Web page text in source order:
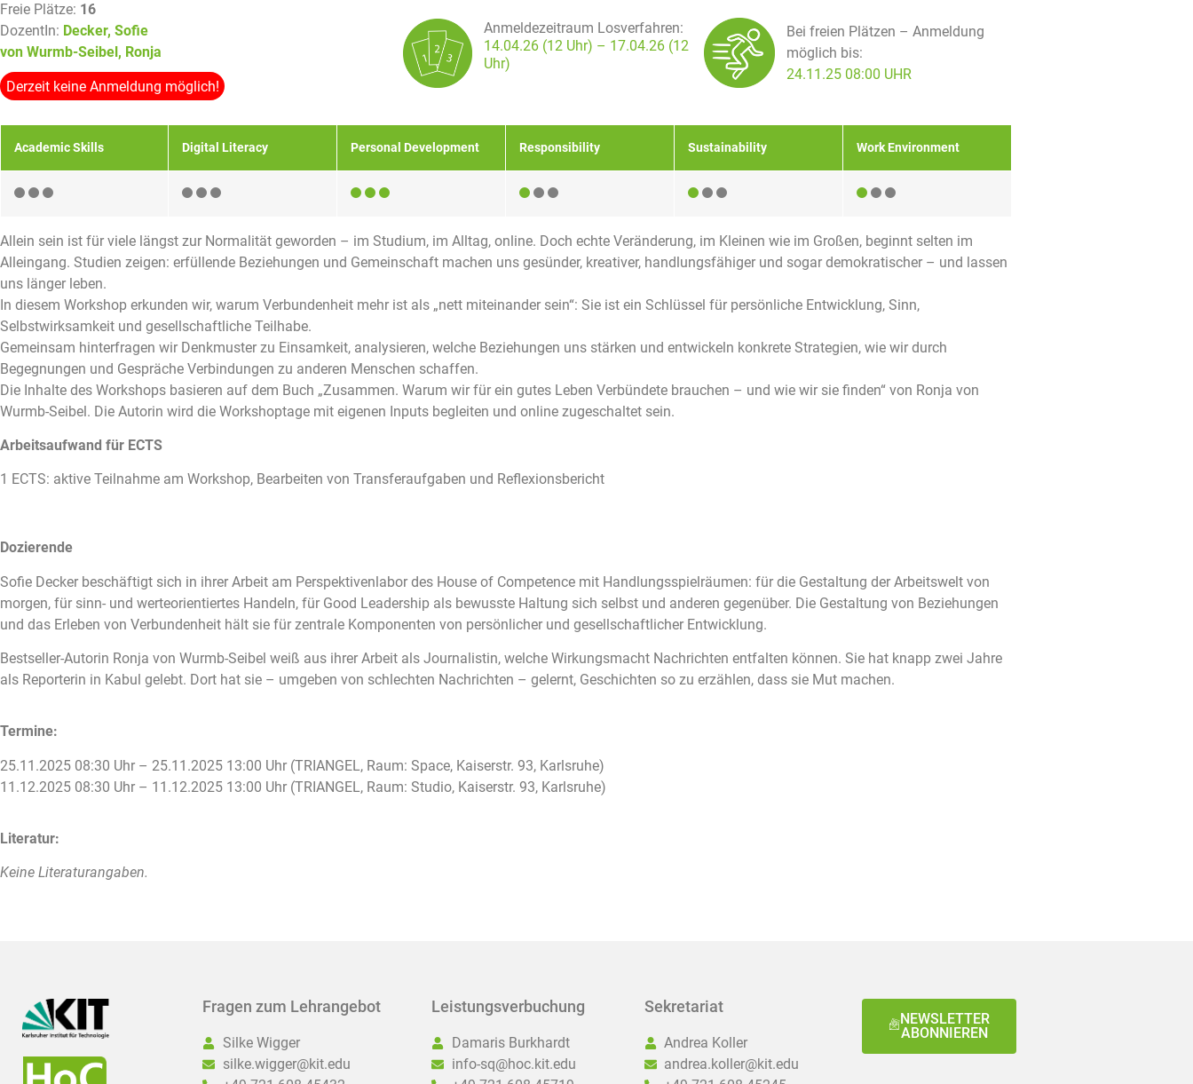
Freie Plätze: 16
DozentIn: Decker, Sofie
von Wurmb-Seibel, Ronja
Derzeit keine Anmeldung möglich!
Anmeldezeitraum Losverfahren:
14.04.26 (12 Uhr) – 17.04.26 (12
Uhr)
Bei freien Plätzen – Anmeldung
möglich bis:
24.11.25 08:00 UHR
Academic Skills Digital Literacy Personal Development Responsibility Sustainability Work Environment
Allein sein ist für viele längst zur Normalität geworden – im Studium, im Alltag, online. Doch echte Veränderung, im Kleinen wie im Großen, beginnt selten im
Alleingang. Studien zeigen: erfüllende Beziehungen und Gemeinschaft machen uns gesünder, kreativer, handlungsfähiger und sogar demokratischer – und lassen
uns länger leben.
In diesem Workshop erkunden wir, warum Verbundenheit mehr ist als „nett miteinander sein“: Sie ist ein Schlüssel für persönliche Entwicklung, Sinn,
Selbstwirksamkeit und gesellschaftliche Teilhabe.
Gemeinsam hinterfragen wir Denkmuster zu Einsamkeit, analysieren, welche Beziehungen uns stärken und entwickeln konkrete Strategien, wie wir durch
Begegnungen und Gespräche Verbindungen zu anderen Menschen schaffen.
Die Inhalte des Workshops basieren auf dem Buch „Zusammen. Warum wir für ein gutes Leben Verbündete brauchen – und wie wir sie finden“ von Ronja von
Wurmb-Seibel. Die Autorin wird die Workshoptage mit eigenen Inputs begleiten und online zugeschaltet sein.
Arbeitsaufwand für ECTS
1 ECTS: aktive Teilnahme am Workshop, Bearbeiten von Transferaufgaben und Reflexionsbericht
Dozierende
Sofie Decker beschäftigt sich in ihrer Arbeit am Perspektivenlabor des House of Competence mit Handlungsspielräumen: für die Gestaltung der Arbeitswelt von
morgen, für sinn- und werteorientiertes Handeln, für Good Leadership als bewusste Haltung sich selbst und anderen gegenüber. Die Gestaltung von Beziehungen
und das Erleben von Verbundenheit hält sie für zentrale Komponenten von persönlicher und gesellschaftlicher Entwicklung.
Bestseller-Autorin Ronja von Wurmb-Seibel weiß aus ihrer Arbeit als Journalistin, welche Wirkungsmacht Nachrichten entfalten können. Sie hat knapp zwei Jahre
als Reporterin in Kabul gelebt. Dort hat sie – umgeben von schlechten Nachrichten – gelernt, Geschichten so zu erzählen, dass sie Mut machen.
Termine:
25.11.2025 08:30 Uhr – 25.11.2025 13:00 Uhr (TRIANGEL, Raum: Space, Kaiserstr. 93, Karlsruhe)
11.12.2025 08:30 Uhr – 11.12.2025 13:00 Uhr (TRIANGEL, Raum: Studio, Kaiserstr. 93, Karlsruhe)
Literatur:
Keine Literaturangaben.
Fragen zum Lehrangebot
Silke Wigger
silke.wigger@kit.edu
Leistungsverbuchung
Damaris Burkhardt
info-sq@hoc.kit.edu
Sekretariat
Andrea Koller
andrea.koller@kit.edu
NEWSLETTER
ABONNIEREN